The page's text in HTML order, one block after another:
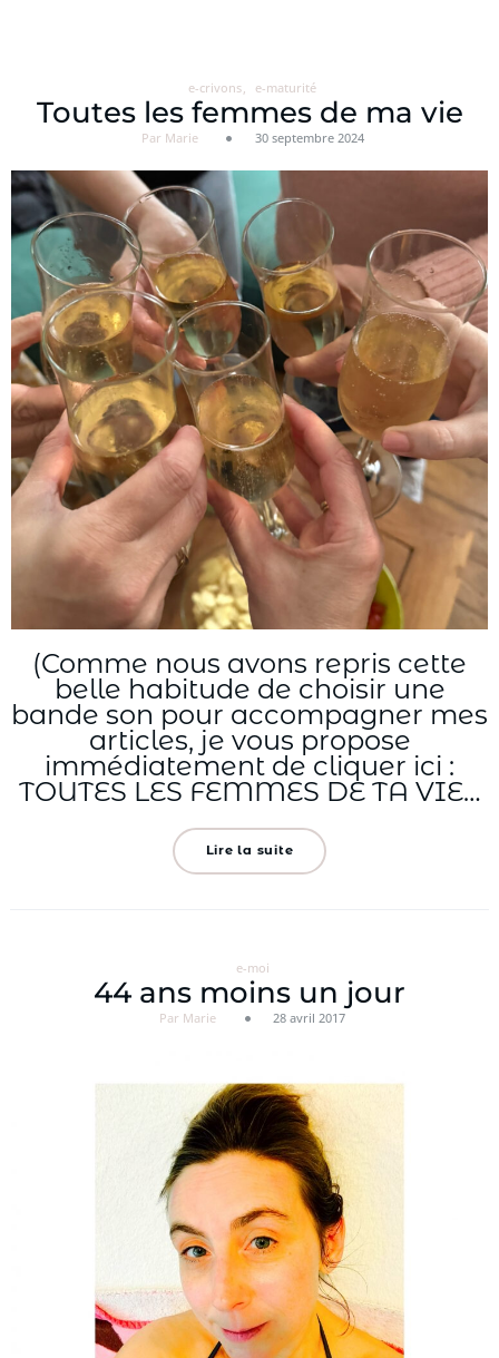
e-crivons e-maturité
Toutes les femmes de ma vie
Par Marie 30 septembre 2024
(Comme nous avons repris cette
belle habitude de choisir une
bande son pour accompagner mes
articles, je vous propose
immédiatement de cliquer ici :
TOUTES LES FEMMES DE TA VIE…
Lire la suite
e-moi
44 ans moins un jour
Par Marie 28 avril 2017